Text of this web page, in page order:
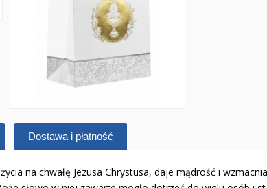
Dostawa i płatność
na chwałę Jezusa Chrystusa, daje mądrość i